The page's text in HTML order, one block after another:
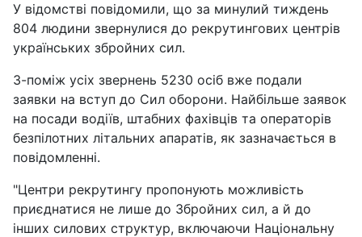
У відомстві повідомили, що за минулий тиждень
804 людини звернулися до рекрутингових центрів
українських збройних сил.
З-поміж усіх звернень 5230 осіб вже подали
заявки на вступ до Сил оборони. Найбільше заявок
на посади водіїв, штабних фахівців та операторів
безпілотних літальних апаратів, як зазначається в
повідомленні.
"Центри рекрутингу пропонують можливість
приєднатися не лише до Збройних сил, а й до
інших силових структур, включаючи Національну